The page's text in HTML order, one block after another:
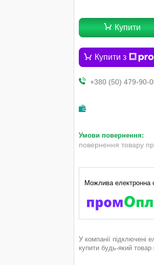
Купити
Купити з
+380 (50) 479-90-
повернення товару
У компанії підключені
купити будь-який